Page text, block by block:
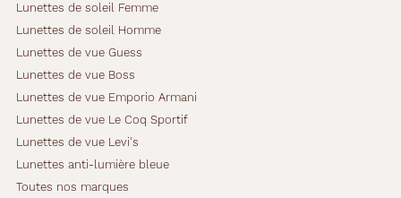
Lunettes de soleil Femme
Lunettes de soleil Homme
Lunettes de vue Guess
Lunettes de vue Boss
Lunettes de vue Emporio Armani
Lunettes de vue Le Coq Sportif
Lunettes de vue Levi's
Lunettes anti-lumière bleue
Toutes nos marques